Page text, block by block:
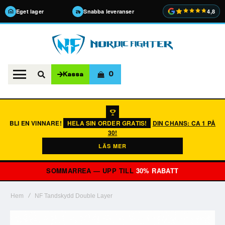
Eget lager Snabba leveranser 4,8
Kassa 0
BLI EN VINNARE! HELA SIN ORDER GRATIS!
DIN CHANS: CA 1 PÅ
30!
LÄS MER
SOMMARREA — UPP TILL 30% RABATT
Hem NF Tandskydd Double Layer